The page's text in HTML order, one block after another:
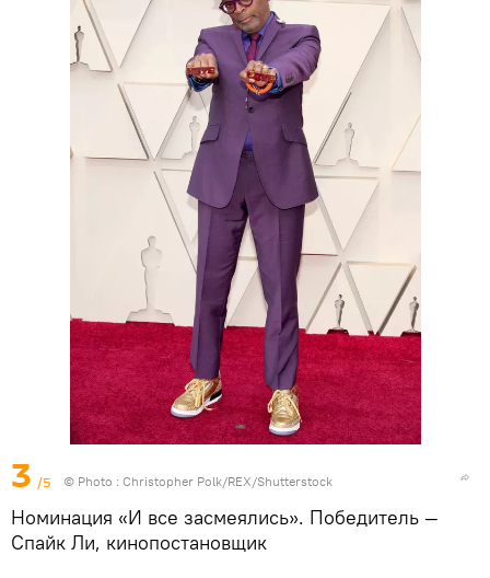
3 /5 © Photo : Christopher Polk/REX/Shutterstock
Номинация «И все засмеялись». Победитель —
Спайк Ли, кинопостановщик